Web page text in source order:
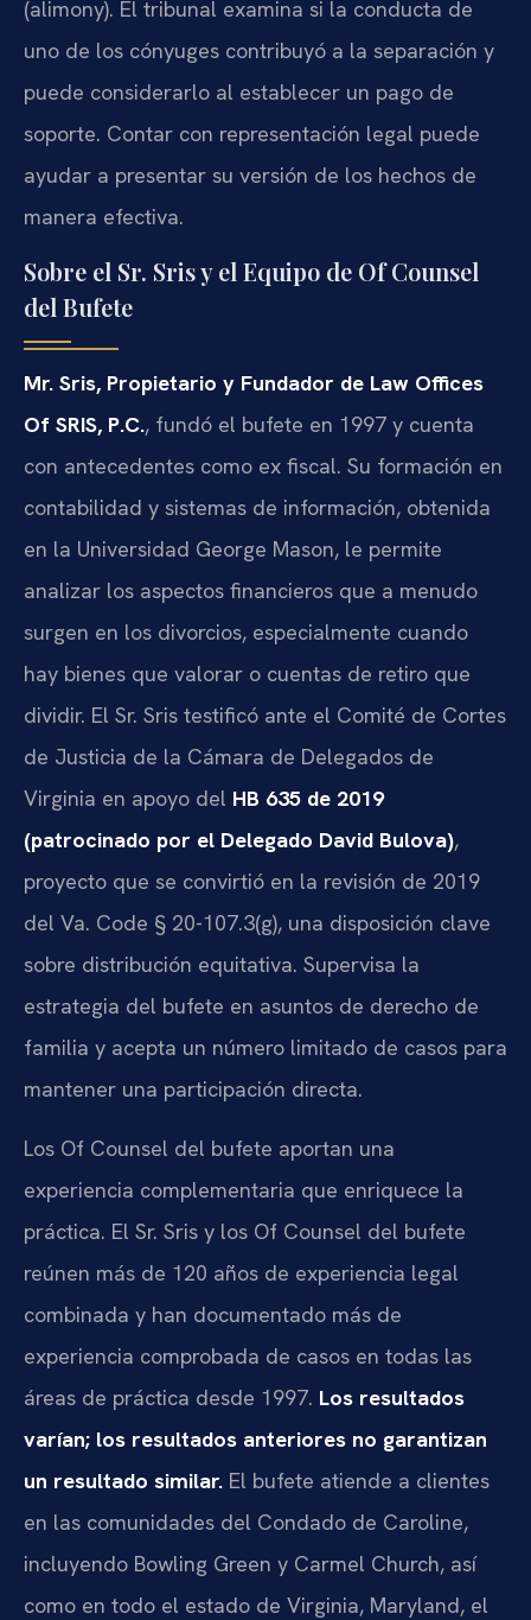
(alimony). El tribunal examina si la conducta de
uno de los cónyuges contribuyó a la separación y
puede considerarlo al establecer un pago de
soporte. Contar con representación legal puede
ayudar a presentar su versión de los hechos de
manera efectiva.
Sobre el Sr. Sris y el Equipo de Of Counsel
del Bufete
Mr. Sris, Propietario y Fundador de Law Offices
Of SRIS, P.C., fundó el bufete en 1997 y cuenta
con antecedentes como ex fiscal. Su formación en
contabilidad y sistemas de información, obtenida
en la Universidad George Mason, le permite
analizar los aspectos financieros que a menudo
surgen en los divorcios, especialmente cuando
hay bienes que valorar o cuentas de retiro que
dividir. El Sr. Sris testificó ante el Comité de Cortes
de Justicia de la Cámara de Delegados de
Virginia en apoyo del HB 635 de 2019
(patrocinado por el Delegado David Bulova),
proyecto que se convirtió en la revisión de 2019
del Va. Code § 20-107.3(g), una disposición clave
sobre distribución equitativa. Supervisa la
estrategia del bufete en asuntos de derecho de
familia y acepta un número limitado de casos para
mantener una participación directa.
Los Of Counsel del bufete aportan una
experiencia complementaria que enriquece la
práctica. El Sr. Sris y los Of Counsel del bufete
reúnen más de 120 años de experiencia legal
combinada y han documentado más de
experiencia comprobada de casos en todas las
áreas de práctica desde 1997. Los resultados
varían; los resultados anteriores no garantizan
un resultado similar. El bufete atiende a clientes
en las comunidades del Condado de Caroline,
incluyendo Bowling Green y Carmel Church, así
como en todo el estado de Virginia, Maryland, el